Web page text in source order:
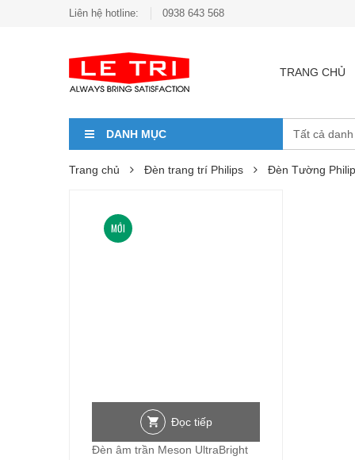
Liên hệ hotline: 0938 643 568
TRANG CHỦ
DANH MỤC
Trang chủ Đèn trang trí Philips Đèn Tường
MỚI
Đọc tiếp
Đèn âm trần Meson UltraBright